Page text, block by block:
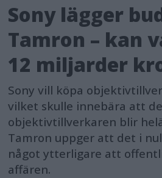
Sony lägger
Tamron – kan
12 miljarder
Sony vill köpa
vilket skulle innebära att
objektivtillverkaren blir
Tamron uppger att det i
något ytterligare att
affären.